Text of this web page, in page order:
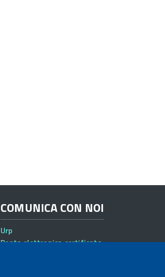
COMUNICA CON NOI
Urp
Posta elettronica certificata